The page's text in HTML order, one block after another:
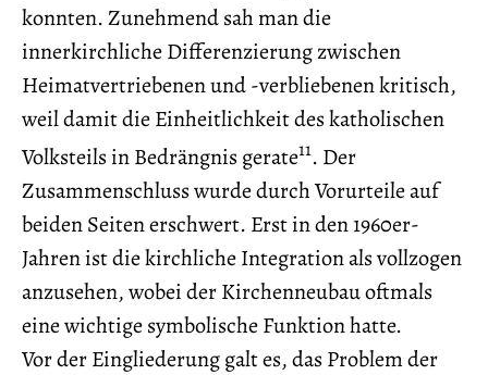
konnten. Zunehmend sah man die
innerkirchliche Differenzierung zwischen
Heimatvertriebenen und -verbliebenen kritisch,
weil damit die Einheitlichkeit des katholischen
Volksteils in Bedrängnis gerate11. Der
Zusammenschluss wurde durch Vorurteile auf
beiden Seiten erschwert. Erst in den 1960er-
Jahren ist die kirchliche Integration als vollzogen
anzusehen, wobei der Kirchenneubau oftmals
eine wichtige symbolische Funktion hatte.
Vor der Eingliederung galt es, das Problem der